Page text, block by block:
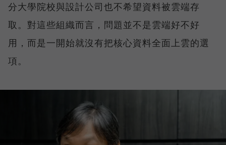
分大學院校與設計公司也不希望資料被雲端存
取。對這些組織而言，問題並不是雲端好不好
用，而是一開始就沒有把核心資料全面上雲的選
項。